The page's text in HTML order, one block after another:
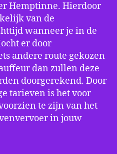
Hemptinne. Hierdoor
van de
wanneer je in de
er door
andere route gekozen
dan zullen deze
doorgerekend. Door
tarieven is het voor
te zijn van het
in jouw